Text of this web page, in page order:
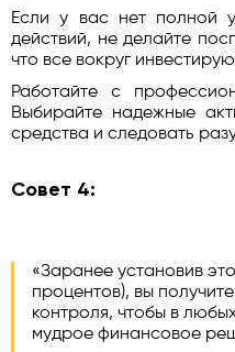
Если у вас нет полной
действий, не делайте
что все вокруг
Работайте с
Выбирайте надежные
средства и следовать
Совет 4:
«Заранее установив
процентов), вы
контроля, чтобы в
мудрое финансовое